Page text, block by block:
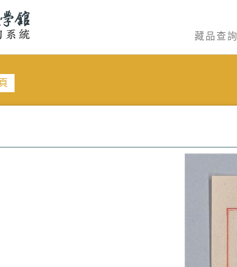
藏品查詢